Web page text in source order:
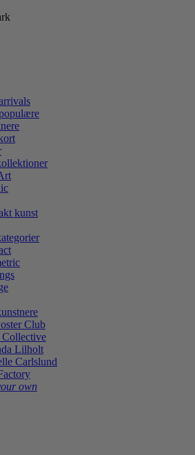
kunst
Club
Collective
Lilholt
Carlslund
own